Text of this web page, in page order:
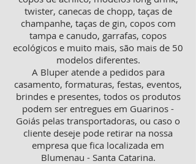
twister, canecas de chopp, taças de
champanhe, taças de gin, copos com
tampa e canudo, garrafas, copos
ecológicos e muito mais, são mais de 50
modelos diferentes.
A Bluper atende a pedidos para
casamento, formaturas, festas, eventos,
brindes e presentes, todos os produtos
podem ser entregues em Guarinos -
Goiás pelas transportadoras, ou caso o
cliente deseje pode retirar na nossa
empresa que fica localizada em
Blumenau - Santa Catarina.